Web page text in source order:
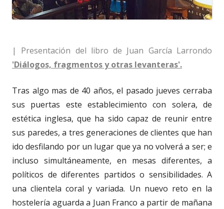
| Presentación del libro de Juan García Larrondo
'Diálogos, fragmentos y otras levanteras'.
Tras algo mas de 40 años, el pasado jueves cerraba
sus puertas este establecimiento con solera, de
estética inglesa, que ha sido capaz de reunir entre
sus paredes, a tres generaciones de clientes que han
ido desfilando por un lugar que ya no volverá a ser; e
incluso simultáneamente, en mesas diferentes, a
políticos de diferentes partidos o sensibilidades. A
una clientela coral y variada. Un nuevo reto en la
hostelería aguarda a Juan Franco a partir de mañana